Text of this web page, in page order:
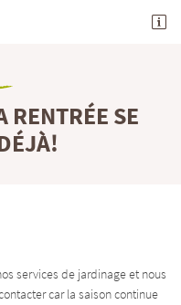

RENTRÉE SE
services de jardinage et nous
car la saison continue